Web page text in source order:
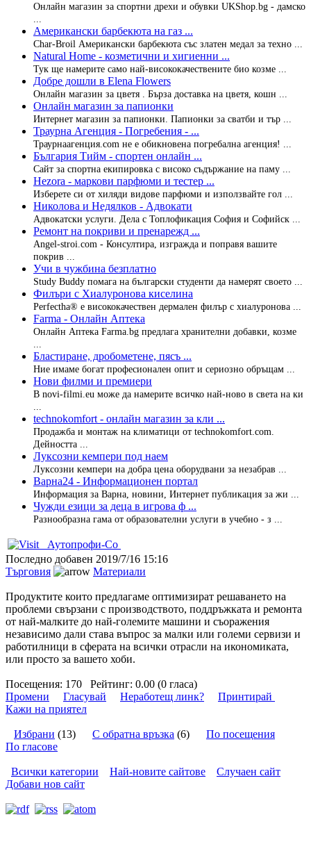
Онлайн магазин за спортни дрехи и обувки UKShop.bg - дамско
Американски барбекюта на газ ...
Char-Broil Американски барбекюта със златен медал за техно ...
Natural Home - козметични и хигиенни ...
Тук ще намерите само най-висококачествените био козме ...
Добре дошли в Elena Flowers
Онлайн магазин за цветя . Бърза доставка на цветя, кошн ...
Онлайн магазин за папионки
Интернет магазин за папионки. Папионки за сватби и тър ...
Траурна Агенция - Погребения - ...
Траурнаагенция.com не е обикновена погребална агенция! ...
България Тийм - спортен онлайн ...
Сайт за спортна екипировка с високо съдържание на паму ...
Hezora - маркови парфюми и тестер ...
Изберете си от хиляди видове парфюми и използвайте гол ...
Николова и Недялков - Адвокати
Адвокатски услуги. Дела с Топлофикация София и Софийск ...
Ремонт на покриви и пренарежд ...
Angel-stroi.com - Консултира, изгражда и поправя вашите
покрив ...
Учи в чужбина безплатно
Study Buddy помага на български студенти да намерят своето ...
Филъри с Хиалуронова киселина
Perfectha® е висококачествен дермален филър с хиалуронова ...
Farma - Онлайн Аптека
Онлайн Аптека Farma.bg предлага хранителни добавки, козме
Бластиране, дробометене, пясъ ...
Ние имаме богат професионален опит и сериозно обръщам ...
Нови филми и премиери
В novi-filmi.eu може да намерите всичко най-ново в света на ки
technokomfort - онлайн магазин за кли ...
Продажба и монтаж на климатици от technokomfort.com.
Дейността ...
Луксозни кемпери под наем
Луксозни кемпери на добра цена оборудвани за незабрав ...
Варна24 - Информационен портал
Информация за Варна, новини, Интернет публикация за жи ...
Чужди езици за деца в игрова ф ...
Разнообразна гама от образователни услуги в учебно - з ...
Аутопрофи-Со
Последно добавен 2019/7/16 15:16
Търговия
Материали
Продуктите които предлагаме оптимизират решаването на
проблеми свързани с производството, поддръжката и ремонта
от най-малките до най-големите машини и съоражения
независимо дали става въпрос за малки или големи сервизи и
работилници в сферата на всички отрасли на икономиката,
или просто за вашето хоби.
Посещения: 170 Рейтинг: 0.00 (0 гласа)
Промени
Гласувай Неработещ линк?
Принтирай
Кажи на приятел
Избрани (13) С обратна връзка (6) По посещения
По гласове
Всички категории Най-новите сайтове
Случаен сайт
Добави нов сайт